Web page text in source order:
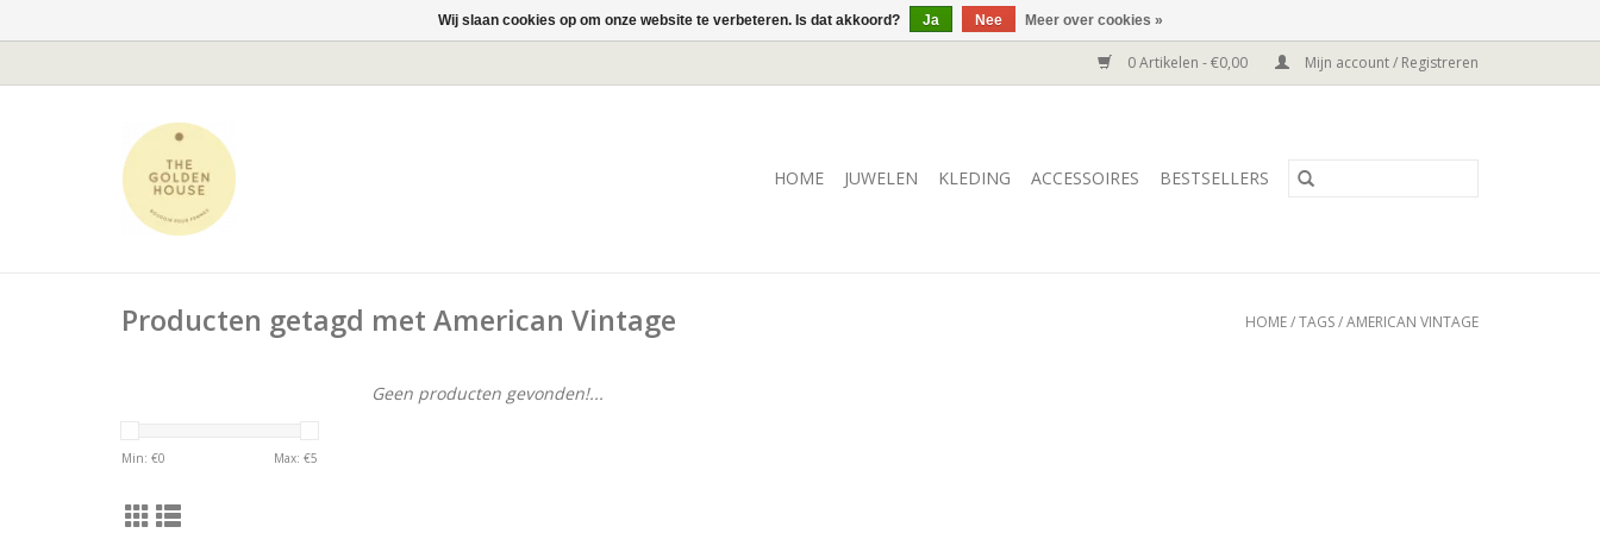
0 Artikelen - €0,00 Mijn account / Registreren
HOME JUWELEN KLEDING ACCESSOIRES BESTSELLERS
Producten getagd met American Vintage HOME/TAGS/AMERICAN VINTAGE
Min: €0 Max: €5
Geen producten gevonden!...
Wij slaan cookies op om onze website te verbeteren. Is dat akkoord? Ja Nee Meer over cookies »